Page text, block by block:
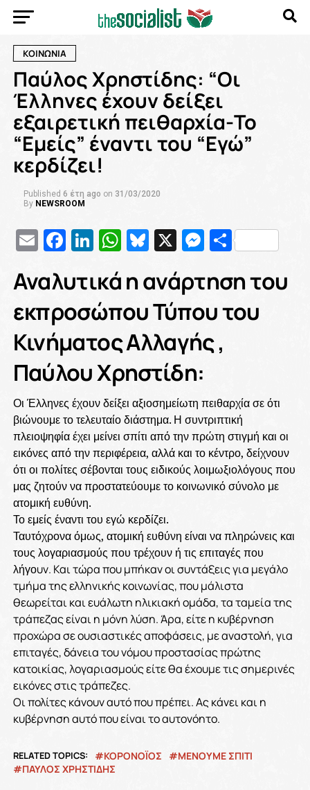
ΚΟΙΝΩΝΙΑ
Παύλος Χρηστίδης: “Οι
Έλληνες έχουν δείξει
εξαιρετική πειθαρχία-Το
“Εμείς” έναντι του “Εγώ”
κερδίζει!
Published 6 έτη ago on 31/03/2020
By NEWSROOM
EmailFacebook
LinkedIn
WhatsApp
Bluesky
X
Αναλυτικά η ανάρτηση του
εκπροσώπου Τύπου του
Κινήματος Αλλαγής ,
Παύλου Χρηστίδη:
Οι Έλληνες έχουν δείξει αξιοσημείωτη πειθαρχία σε ότι
βιώνουμε το τελευταίο διάστημα. Η συντριπτική
πλειοψηφία έχει μείνει σπίτι από την πρώτη στιγμή και οι
εικόνες από την περιφέρεια, αλλά και το κέντρο, δείχνουν
ότι οι πολίτες σέβονται τους ειδικούς λοιμωξιολόγους που
μας ζητούν να προστατεύουμε το κοινωνικό σύνολο με
ατομική ευθύνη.
Το εμείς έναντι του εγώ κερδίζει.
Ταυτόχρονα όμως, ατομική ευθύνη είναι να πληρώνεις και
τους λογαριασμούς που τρέχουν ή τις επιταγές που
λήγουν. Και τώρα που μπήκαν οι συντάξεις για μεγάλο
τμήμα της ελληνικής κοινωνίας, που μάλιστα
θεωρείται και ευάλωτη ηλικιακή ομάδα, τα ταμεία της
τράπεζας είναι η μόνη λύση. Άρα, είτε η κυβέρνηση
προχώρα σε ουσιαστικές αποφάσεις, με αναστολή, για
επιταγές, δάνεια του νόμου προστασίας πρώτης
κατοικίας, λογαριασμούς είτε θα έχουμε τις σημερινές
εικόνες στις τράπεζες.
Οι πολίτες κάνουν αυτό που πρέπει. Ας κάνει και η
κυβέρνηση αυτό που είναι το αυτονόητο.
RELATED TOPICS: ΚΟΡΟΝΟΪΟΣ
ΜΕΝΟΥΜΕ ΣΠΙΤΙ
ΠΑΥΛΟΣ ΧΡΗΣΤΙΔΗΣ